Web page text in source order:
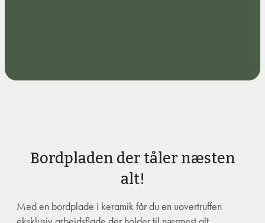
Bordpladen der tåler næsten
alt!
Med en bordplade i keramik får du en uovertruffen